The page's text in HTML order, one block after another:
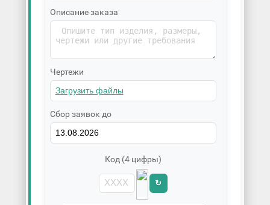
Описание заказа
Чертежи
Сбор заявок до
Код (4 цифры)
↻